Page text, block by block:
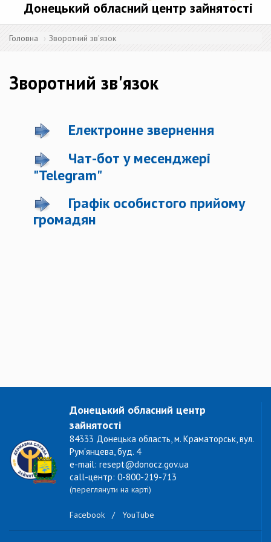
Донецький обласний центр зайнятості
Головна Зворотний зв'язок
Зворотний зв'язок
Електронне звернення
Чат-бот у месенджері
"Telegram"
Графік особистого прийому
громадян
Донецький обласний центр
зайнятості
84333 Донецька область, м. Краматорськ, вул.
Рум'янцева, буд. 4
e-mail: resept@donocz.gov.ua
call-центр: 0-800-219-713
(переглянути на карті)
Facebook / YouTube